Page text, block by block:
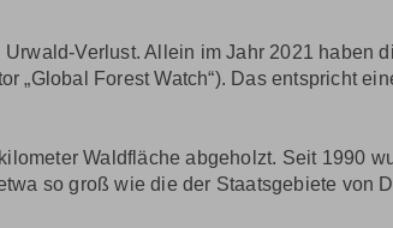
Verlust. Allein im Jahr 2021 haben
„Global Forest Watch“). Das entspricht
Waldfläche abgeholzt. Seit 1990
so groß wie die der Staatsgebiete von